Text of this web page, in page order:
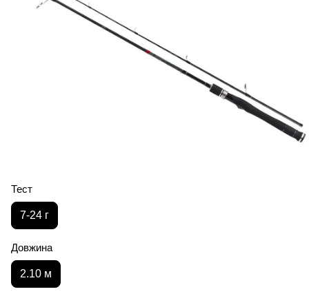
Тест
7-24 г
Довжина
2.10 м